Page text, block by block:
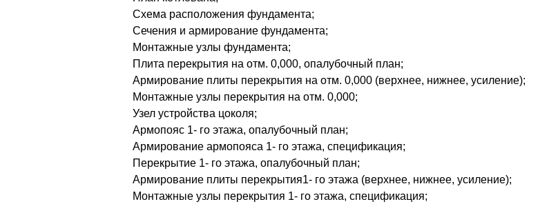
Схема расположения фундамента;
Сечения и армирование фундамента;
Монтажные узлы фундамента;
Плита перекрытия на отм. 0,000, опалубочный план;
Армирование плиты перекрытия на отм. 0,000 (верхнее, нижнее, усиление);
Монтажные узлы перекрытия на отм. 0,000;
Узел устройства цоколя;
Армопояс 1- го этажа, опалубочный план;
Армирование армопояса 1- го этажа, спецификация;
Перекрытие 1- го этажа, опалубочный план;
Армирование плиты перекрытия1- го этажа (верхнее, нижнее, усиление);
Монтажные узлы перекрытия 1- го этажа, спецификация;